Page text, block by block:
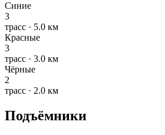
Синие
3
трасс · 5.0 км
Красные
3
трасс · 3.0 км
Чёрные
2
трасс · 2.0 км
Подъёмники